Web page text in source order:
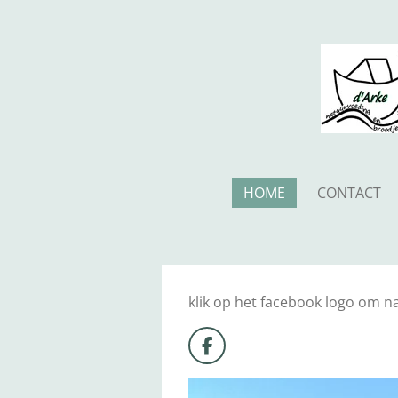
HOME CONTACT
klik op het facebook logo om
F
a